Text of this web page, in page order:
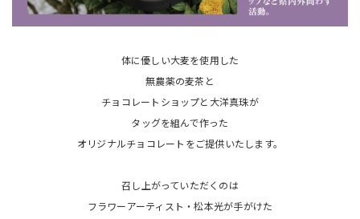
体に優しい大麦を使用した
無農薬の麦茶と
チョコレートショップと大洋真珠が
タッグを組んで作った
オリジナルチョコレートをご提供いたします。
召し上がっていただくのは
フラワーアーティスト・松本光が手がけた